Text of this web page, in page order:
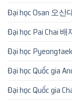
Đại học Osan 오산
Đại học Pai Chai
Đại học
Đại học Quốc gia
Đại học Quốc gia